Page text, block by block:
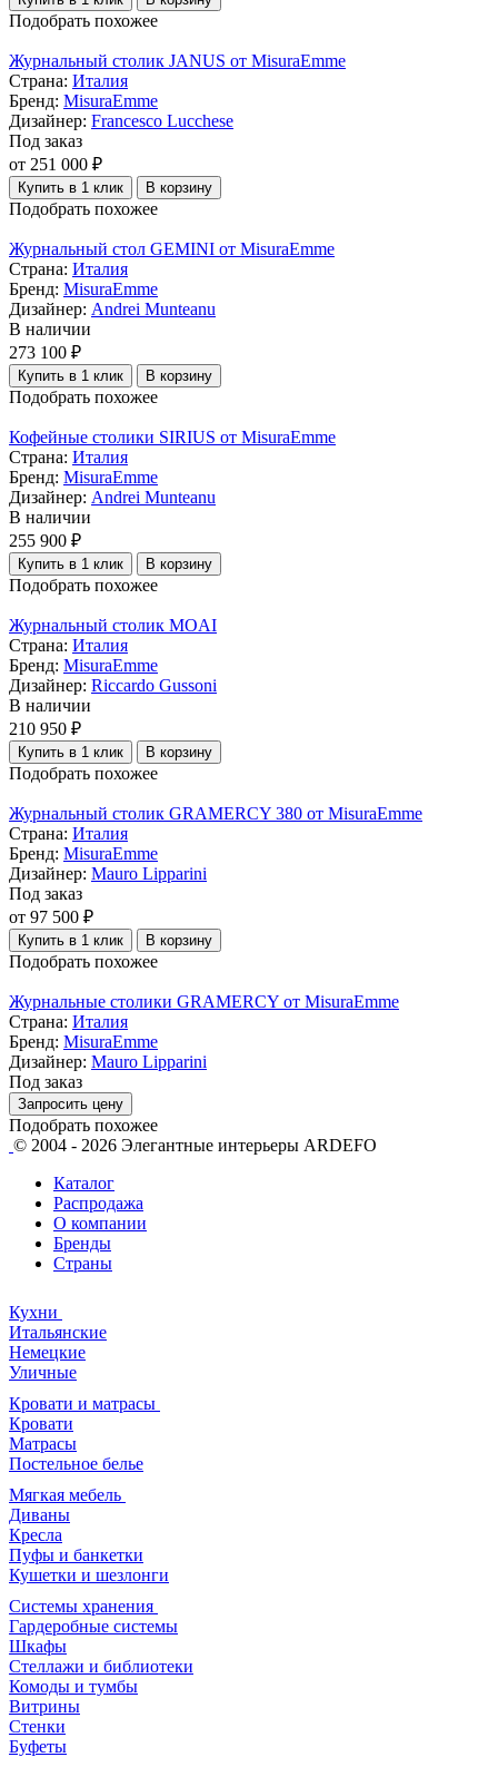
Подобрать похожее
Журнальный столик JANUS от MisuraEmme
Страна: Италия
Бренд: MisuraEmme
Дизайнер: Francesco Lucchese
Под заказ
от 251 000 ₽
Купить в 1 клик В корзину
Подобрать похожее
Журнальный стол GEMINI от MisuraEmme
Страна: Италия
Бренд: MisuraEmme
Дизайнер: Andrei Munteanu
В наличии
273 100 ₽
Купить в 1 клик В корзину
Подобрать похожее
Кофейные столики SIRIUS от MisuraEmme
Страна: Италия
Бренд: MisuraEmme
Дизайнер: Andrei Munteanu
В наличии
255 900 ₽
Купить в 1 клик В корзину
Подобрать похожее
Журнальный столик MOAI
Страна: Италия
Бренд: MisuraEmme
Дизайнер: Riccardo Gussoni
В наличии
210 950 ₽
Купить в 1 клик В корзину
Подобрать похожее
Журнальный столик GRAMERCY 380 от MisuraEmme
Страна: Италия
Бренд: MisuraEmme
Дизайнер: Mauro Lipparini
Под заказ
от 97 500 ₽
Купить в 1 клик В корзину
Подобрать похожее
Журнальные столики GRAMERCY от MisuraEmme
Страна: Италия
Бренд: MisuraEmme
Дизайнер: Mauro Lipparini
Под заказ
Запросить цену
Подобрать похожее
© 2004 - 2026 Элегантные интерьеры ARDEFO
Каталог
Распродажа
О компании
Бренды
Страны
Кухни
Итальянские
Немецкие
Уличные
Кровати и матрасы
Кровати
Матрасы
Постельное белье
Мягкая мебель
Диваны
Кресла
Пуфы и банкетки
Кушетки и шезлонги
Системы хранения
Гардеробные системы
Шкафы
Стеллажи и библиотеки
Комоды и тумбы
Витрины
Стенки
Буфеты